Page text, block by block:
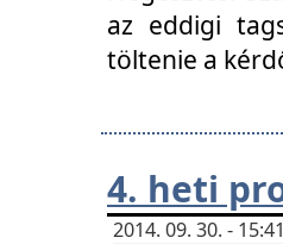
az eddigi
töltenie a
4. heti
2014. 09. 30. -